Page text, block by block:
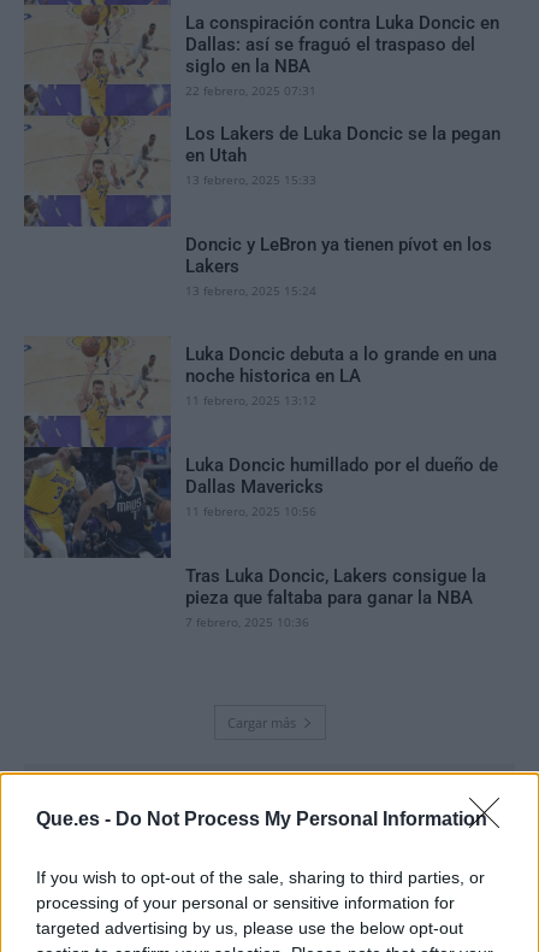
Que.es - Do Not Process My Personal Information
If you wish to opt-out of the sale, sharing to third parties, or
processing of your personal or sensitive information for
targeted advertising by us, please use the below opt-out
La conspiración contra Luka Doncic en
Dallas: así se fraguó el traspaso del
siglo en la NBA
22 febrero, 2025 07:31
Los Lakers de Luka Doncic se la pegan
en Utah
13 febrero, 2025 15:33
Doncic y LeBron ya tienen pívot en los
Lakers
13 febrero, 2025 15:24
Luka Doncic debuta a lo grande en una
noche historica en LA
11 febrero, 2025 13:12
Luka Doncic humillado por el dueño de
Dallas Mavericks
11 febrero, 2025 10:56
Tras Luka Doncic, Lakers consigue la
pieza que faltaba para ganar la NBA
7 febrero, 2025 10:36
Cargar más